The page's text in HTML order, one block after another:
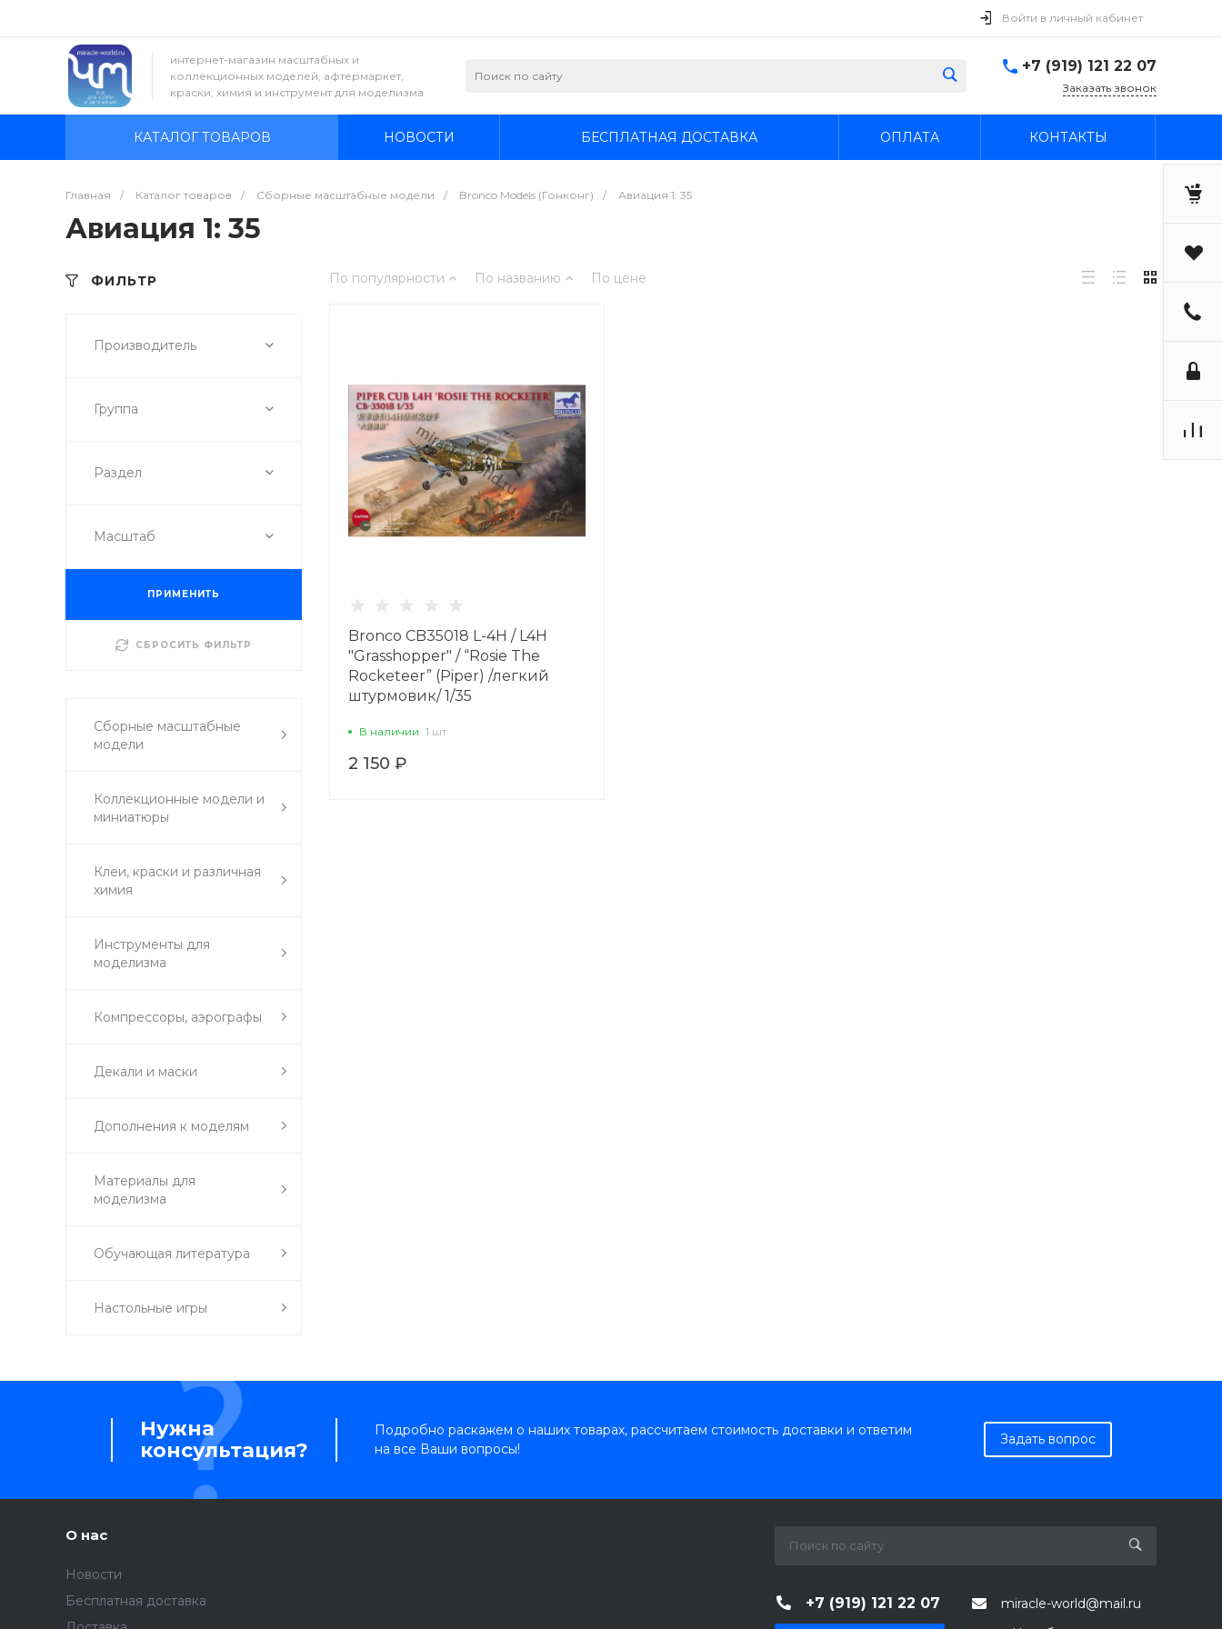
Войти в личный кабинет
интернет-магазин масштабных и
коллекционных моделей, афтермаркет,
краски, химия и инструмент для моделизма
+7 (919) 121 22 07
Заказать звонок
КАТАЛОГ ТОВАРОВ НОВОСТИ БЕСПЛАТНАЯ ДОСТАВКА ОПЛАТА КОНТАКТЫ
Главная / Каталог товаров / Сборные масштабные модели / Bronco Models (Гонконг) / Авиация 1: 35
Авиация 1: 35
ФИЛЬТР
Производитель
Группа
Раздел
Масштаб
ПРИМЕНИТЬ
СБРОСИТЬ ФИЛЬТР
Сборные масштабные
модели
Коллекционные модели и
миниатюры
Клеи, краски и различная
химия
Инструменты для
моделизма
Компрессоры, аэрографы
Декали и маски
Дополнения к моделям
Материалы для
моделизма
Обучающая литература
Настольные игры
По популярности По названию По цене
Bronco CB35018 L-4H / L4H
"Grasshopper" / “Rosie The
Rocketeer” (Piper) /легкий
штурмовик/ 1/35
В наличии 1 шт
2 150 ₽
Нужна
консультация?
Подробно раскажем о наших товарах, рассчитаем стоимость доставки и ответим
на все Ваши вопросы!
Задать вопрос
О нас
Новости
Бесплатная доставка
+7 (919) 121 22 07
miracle-world@mail.ru